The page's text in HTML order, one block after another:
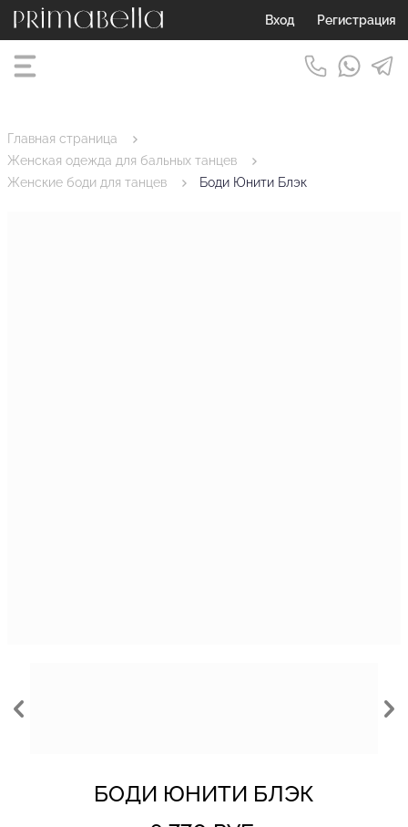
Вход Регистрация
Главная страница
Женская одежда для бальных танцев
Женские боди для танцев
Боди Юнити Блэк
БОДИ ЮНИТИ БЛЭК